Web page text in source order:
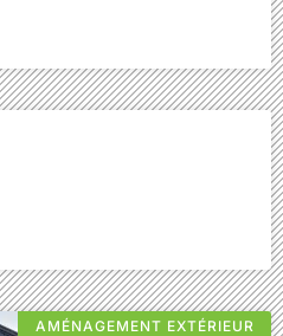
AMÉNAGEMENT EXTÉRIEUR